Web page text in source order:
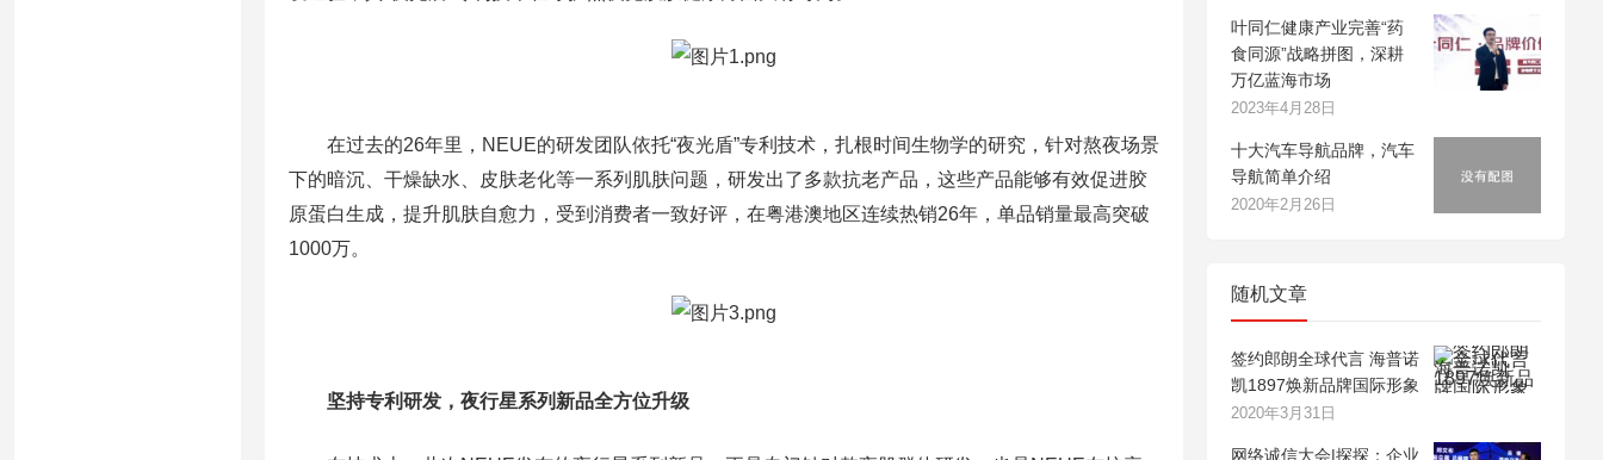
在过去的26年里，NEUE的研发团队依托“夜光盾”专利技术，扎根时间生物学的研究，针对熬夜场景
下的暗沉、干燥缺水、皮肤老化等一系列肌肤问题，研发出了多款抗老产品，这些产品能够有效促进胶
原蛋白生成，提升肌肤自愈力，受到消费者一致好评，在粤港澳地区连续热销26年，单品销量最高突破
1000万。
坚持专利研发，夜行星系列新品全方位升级
叶同仁健康产业完善“药
食同源”战略拼图，深耕
万亿蓝海市场
2023年4月28日
十大汽车导航品牌，汽车
导航简单介绍
2020年2月26日
随机文章
签约郎朗全球代言 海普诺
凯1897焕新品牌国际形象
2020年3月31日
网络诚信大会|探探：企业